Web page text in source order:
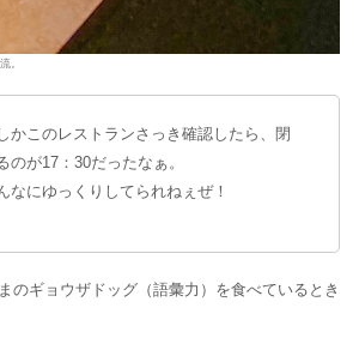
。
かこのレストランさっき確認したら、閉
のが17：30だったなぁ。
なにゆっくりしてられねぇぜ！
のギョウザドッグ（語彙力）を食べているとき